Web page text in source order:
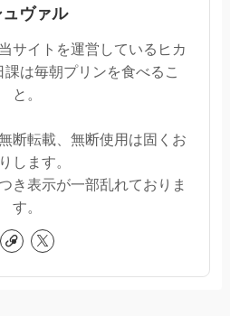
ュヴァル
サイトを運営しているヒカ
は毎朝プリンを食べるこ
と。
断転載、無断使用は固くお
します。
き表示が一部乱れておりま
す。